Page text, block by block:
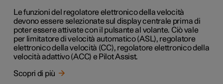
Le funzioni del regolatore elettronico della velocità
devono essere selezionate sul display centrale prima di
poter essere attivate con il pulsante al volante. Ciò vale
per limitatore di velocità automatico (ASL), regolatore
elettronico della velocità (CC), regolatore elettronico della
velocità adattivo (ACC) e Pilot Assist.
Scopri di più